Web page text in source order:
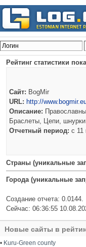
Рейтинг статистики
Сайт: BogMir
URL: http://
Описание:
Браслеты, Цепи, шнурки
Отчетный период: c
Страны (уникальные
Города (уникальные
Создание отчета: 0.0144.
Сейчас: 06:36:55
Новые сайты в
• Kuru-Green county